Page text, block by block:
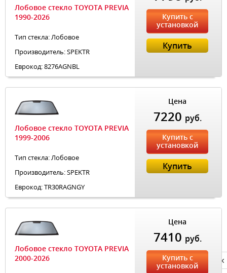
Лобовое стекло TOYOTA PREVIA
1990-2026
Тип стекла: Лобовое
Производитель: SPEKTR
Еврокод: 8276AGNBL
Купить с
установкой
Купить
Лобовое стекло TOYOTA PREVIA
1999-2006
Тип стекла: Лобовое
Производитель: SPEKTR
Еврокод: TR30RAGNGY
Цена
7220 руб.
Купить с
установкой
Купить
Лобовое стекло TOYOTA PREVIA
2000-2026
Цена
7410 руб.
Купить с
установкой
Privacy notice